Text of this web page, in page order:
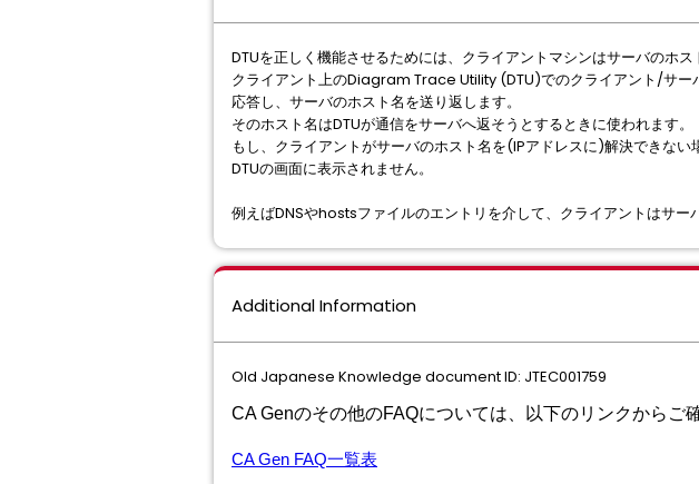
DTUを正しく機能させるためには、クライアントマシンはサーバのホス
クライアント上のDiagram Trace Utility (DTU)でのクライアント/サー
応答し、サーバのホスト名を送り返します。
そのホスト名はDTUが通信をサーバへ返そうとするときに使われます。
もし、クライアントがサーバのホスト名を(IPアドレスに)解決できな
DTUの画面に表示されません。
例えばDNSやhostsファイルのエントリを介して、クライアントはサー
Additional Information
Old Japanese Knowledge document ID: JTEC001759
CA Genのその他のFAQについては、以下のリンクからご
CA Gen FAQ一覧表